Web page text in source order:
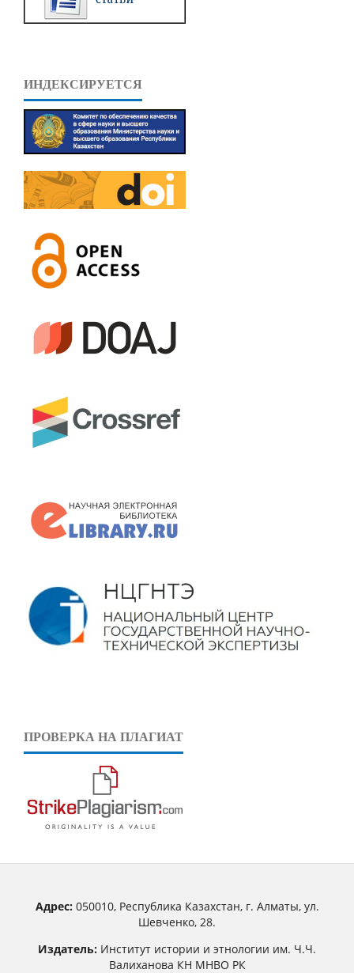
ИНДЕКСИРУЕТСЯ
ПРОВЕРКА НА ПЛАГИАТ
Адрес:050010, Республика Казахстан, г. Алматы, ул.
Шевченко, 28.
Издатель: Институт истории и этнологии им. Ч.Ч.
Валиханова КН МНВО РК